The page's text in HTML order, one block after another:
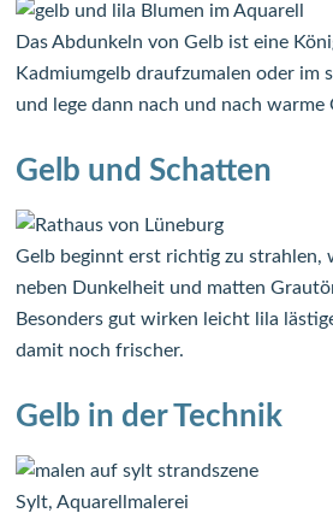
Das Abdunkeln von Gelb ist eine
Kadmiumgelb draufzumalen oder im
und lege dann nach und nach
Gelb und Schatten
Gelb beginnt erst richtig zu strahlen,
neben Dunkelheit und matten
Besonders gut wirken leicht lila
damit noch frischer.
Gelb in der Technik
Sylt, Aquarellmalerei